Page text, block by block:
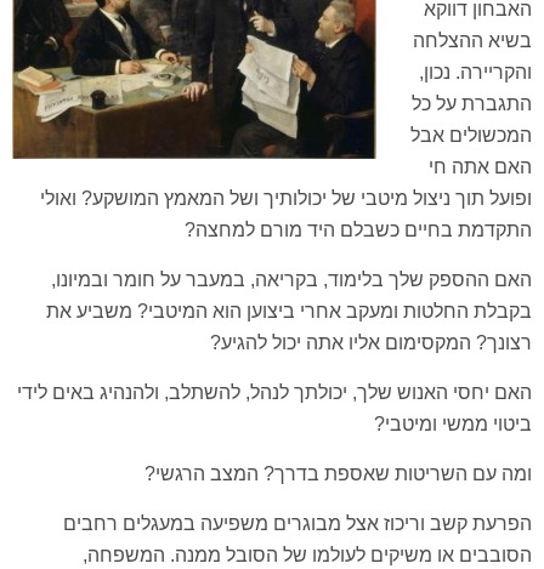
האבחון דווקא
בשיא ההצלחה
והקריירה. נכון,
התגברת על כל
המכשולים אבל
האם אתה חי
ופועל תוך ניצול מיטבי של יכולותיך ושל המאמץ המושקע? ואולי
התקדמת בחיים כשבלם היד מורם למחצה?
האם ההספק שלך בלימוד, בקריאה, במעבר על חומר ובמיונו,
בקבלת החלטות ומעקב אחרי ביצוען הוא המיטבי? משביע את
רצונך? המקסימום אליו אתה יכול להגיע?
האם יחסי האנוש שלך, יכולתך לנהל, להשתלב, ולהנהיג באים לידי
ביטוי ממשי ומיטבי?
ומה עם השריטות שאספת בדרך? המצב הרגשי?
הפרעת קשב וריכוז אצל מבוגרים משפיעה במעגלים רחבים
הסובבים או משיקים לעולמו של הסובל ממנה. המשפחה,